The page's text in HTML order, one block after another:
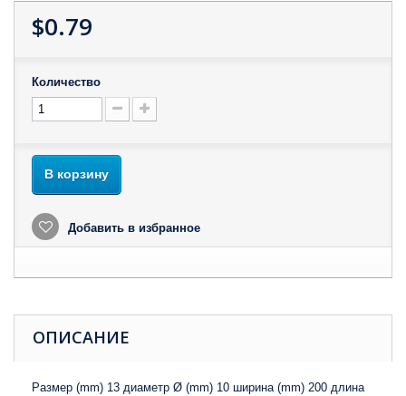
$0.79
Количество
В корзину
Добавить в избранное
ОПИСАНИЕ
Размер (mm) 13 диаметр Ø (mm) 10 ширина (mm) 200 длина